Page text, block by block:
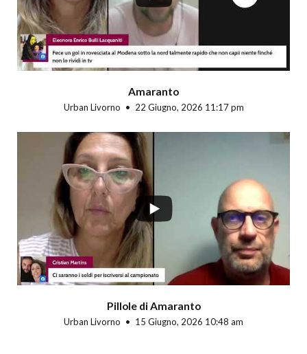
Amaranto
Urban Livorno 22 Giugno, 2026 11:17 pm
Pillole di Amaranto
Urban Livorno 15 Giugno, 2026 10:48 am